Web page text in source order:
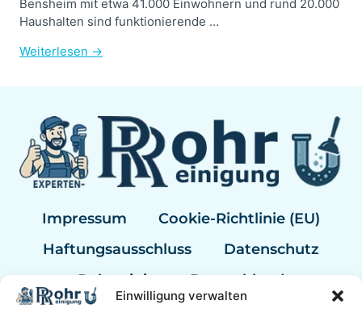
Einwilligung verwalten
Bensheim mit etwa 41.000 Einwohnern und rund 20.000
Haushalten sind funktionierende …
Weiterlesen →
Impressum
Cookie-Richtlinie (EU)
Haftungsausschluss
Datenschutz
Rohrreinigung Deutschland